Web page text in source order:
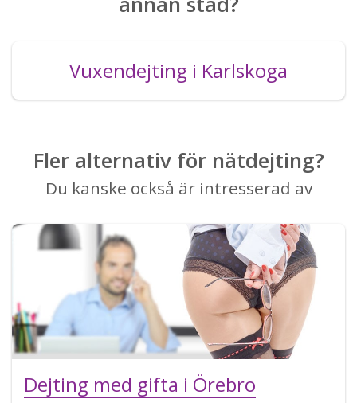
Vuxendejting i Karlskoga
Fler alternativ för nätdejting?
Du kanske också är intresserad av
Dejting med gifta i Örebro